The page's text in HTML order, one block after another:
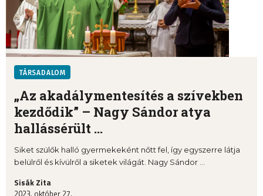
TÁRSADALOM
„Az akadálymentesítés a szívekben
kezdődik” – Nagy Sándor atya
hallássérült ...
Siket szülők halló gyermekeként nőtt fel, így egyszerre látja
belülről és kívülről a siketek világát. Nagy Sándor ...
Sisák Zita